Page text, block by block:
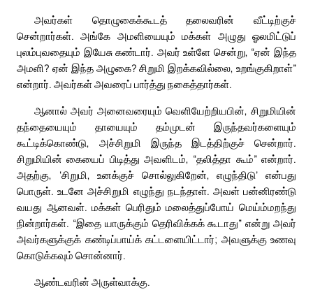
அவர்கள் தொழுகைக்கூடத் தலைவரின் வீட்டிற்குச்
சென்றார்கள். அங்கே அமளியையும் மக்கள் அழுது ஓலமிட்டுப்
புலம்புவதையும் இயேசு கண்டார். அவர் உள்ளே சென்று, “ஏன் இந்த
அமளி? ஏன் இந்த அழுகை? சிறுமி இறக்கவில்லை, உறங்குகிறாள்”
என்றார். அவர்கள் அவரைப் பார்த்து நகைத்தார்கள்.
ஆனால் அவர் அனைவரையும் வெளியேற்றியபின், சிறுமியின்
தந்தையையும் தாயையும் தம்முடன் இருந்தவர்களையும்
கூட்டிக்கொண்டு, அச்சிறுமி இருந்த இடத்திற்குச் சென்றார்.
சிறுமியின் கையைப் பிடித்து அவளிடம், “தலித்தா கூம்” என்றார்.
அதற்கு, ‘சிறுமி, உனக்குச் சொல்லுகிறேன், எழுந்திடு’ என்பது
பொருள். உடனே அச்சிறுமி எழுந்து நடந்தாள். அவள் பன்னிரண்டு
வயது ஆனவள். மக்கள் பெரிதும் மலைத்துப்போய் மெய்ம்மறந்து
நின்றார்கள். “இதை யாருக்கும் தெரிவிக்கக் கூடாது” என்று அவர்
அவர்களுக்குக் கண்டிப்பாய்க் கட்டளையிட்டார்; அவளுக்கு உணவு
கொடுக்கவும் சொன்னார்.
ஆண்டவரின் அருள்வாக்கு.